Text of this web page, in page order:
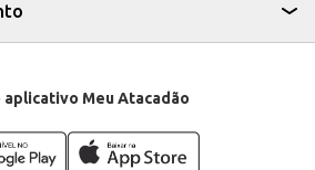
aplicativo Meu Atacadão